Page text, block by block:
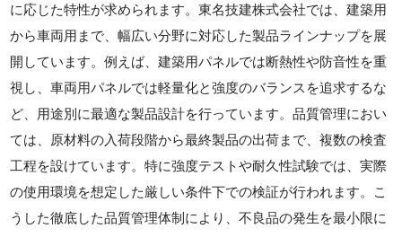
に応じた特性が求められます。東名技建株式会社では、建築用
から車両用まで、幅広い分野に対応した製品ラインナップを展
開しています。例えば、建築用パネルでは断熱性や防音性を重
視し、車両用パネルでは軽量化と強度のバランスを追求するな
ど、用途別に最適な製品設計を行っています。品質管理におい
ては、原材料の入荷段階から最終製品の出荷まで、複数の検査
工程を設けています。特に強度テストや耐久性試験では、実際
の使用環境を想定した厳しい条件下での検証が行われます。こ
うした徹底した品質管理体制により、不良品の発生を最小限に